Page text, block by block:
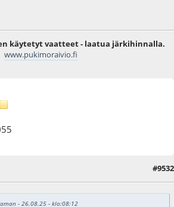
käytetyt vaatteet - laatua järkihinnalla.
www.pukimoraivio.fi
#9532
- 26.08.25 - klo:08:12